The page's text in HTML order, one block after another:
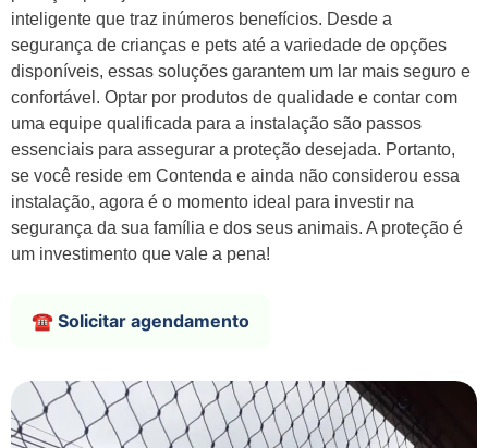
inteligente que traz inúmeros benefícios. Desde a
segurança de crianças e pets até a variedade de opções
disponíveis, essas soluções garantem um lar mais seguro e
confortável. Optar por produtos de qualidade e contar com
uma equipe qualificada para a instalação são passos
essenciais para assegurar a proteção desejada. Portanto,
se você reside em Contenda e ainda não considerou essa
instalação, agora é o momento ideal para investir na
segurança da sua família e dos seus animais. A proteção é
um investimento que vale a pena!
☎️ Solicitar agendamento